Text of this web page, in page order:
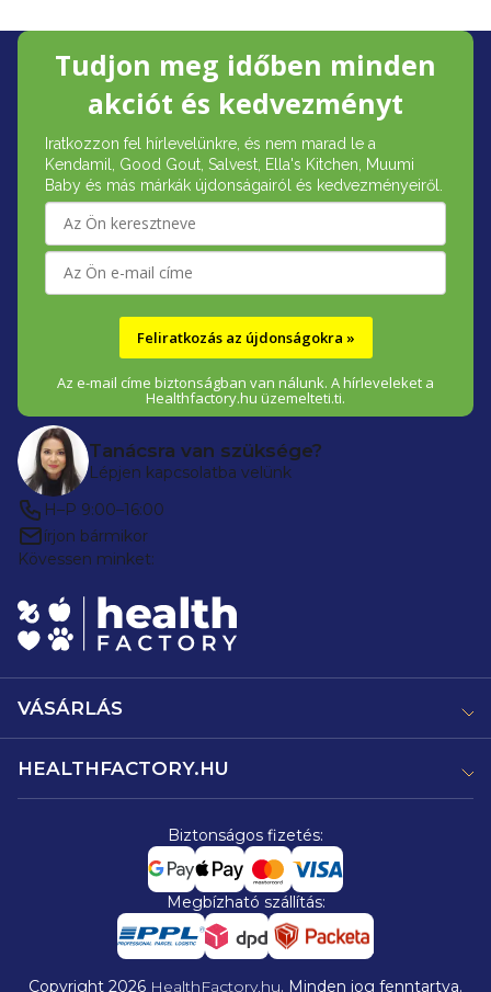
Tudjon meg időben minden
akciót és kedvezményt
Iratkozzon fel hírlevelünkre, és nem marad le a
Kendamil, Good Gout, Salvest, Ella's Kitchen, Muumi
Baby és más márkák újdonságairól és kedvezményeiről.
Feliratkozás az újdonságokra »
Az e-mail címe biztonságban van nálunk. A hírleveleket a
Healthfactory.hu üzemelteti.ti.
Tanácsra van szüksége?
Lépjen kapcsolatba velünk
H–P 9:00–16:00
írjon bármikor
Kövessen minket:
VÁSÁRLÁS
HEALTHFACTORY.HU
Biztonságos fizetés:
Megbízható szállítás:
Copyright 2026 HealthFactory.hu. Minden jog fenntartva.